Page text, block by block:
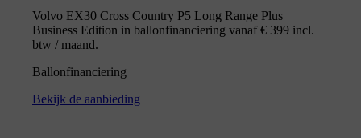
Volvo EX30 Cross Country P5 Long Range Plus
Business Edition in ballonfinanciering vanaf € 399 incl.
btw / maand.
Ballonfinanciering
Bekijk de aanbieding